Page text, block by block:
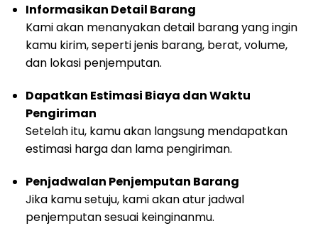
Informasikan Detail Barang
Kami akan menanyakan detail barang yang ingin
kamu kirim, seperti jenis barang, berat, volume,
dan lokasi penjemputan.
Dapatkan Estimasi Biaya dan Waktu
Pengiriman
Setelah itu, kamu akan langsung mendapatkan
estimasi harga dan lama pengiriman.
Penjadwalan Penjemputan Barang
Jika kamu setuju, kami akan atur jadwal
penjemputan sesuai keinginanmu.